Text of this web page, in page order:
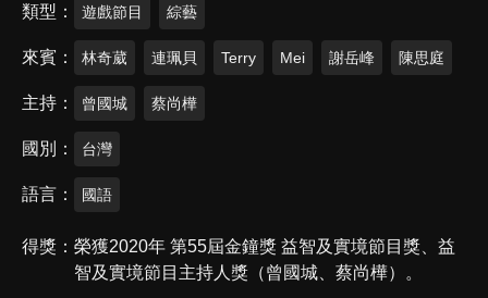
類型 遊戲節目 綜藝
來賓 林奇葳 連珮貝 Terry Mei 謝岳峰 陳思庭
主持 曾國城 蔡尚樺
國別 台灣
語言 國語
得獎
榮獲2020年 第55屆金鐘獎 益智及實境節目獎、益
智及實境節目主持人獎（曾國城、蔡尚樺）。